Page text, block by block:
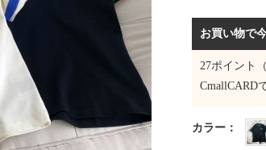
お買い物で
27ポイント（
CmallCARD
カラー ：